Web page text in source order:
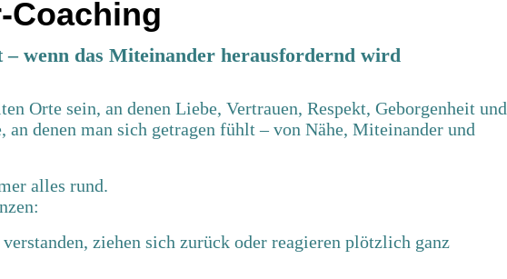
Coaching
wenn das Miteinander herausfordernd wird
Orte sein, an denen Liebe, Vertrauen, Respekt, Geborgenheit und
an denen man sich getragen fühlt – von Nähe, Miteinander und
alles rund.
ziehen sich zurück oder reagieren plötzlich ganz